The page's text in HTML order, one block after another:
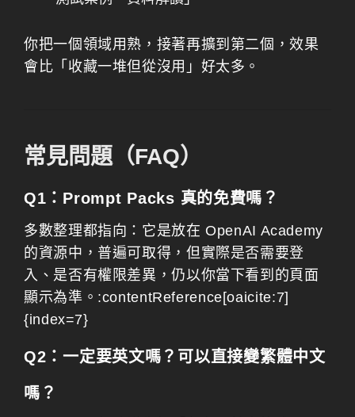
你把一個領域用熟，接著再擴到第二個，效果
會比「收藏一堆但從沒用」好太多。
常見問題（FAQ）
Q1：Prompt Packs 真的免費嗎？
多數整理都指向：它是放在 OpenAI Academy
的資源中，普遍可取得，但實際是否需要登
入、是否有權限差異，仍以你當下看到的頁面
顯示為準。:contentReference[oaicite:7]
{index=7}
Q2：一定要英文嗎？可以直接變繁體中文
嗎？